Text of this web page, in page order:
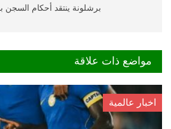
برشلونة ينتقد أحكام السجن
مواضع ذات علاقة
اخبار عالمية